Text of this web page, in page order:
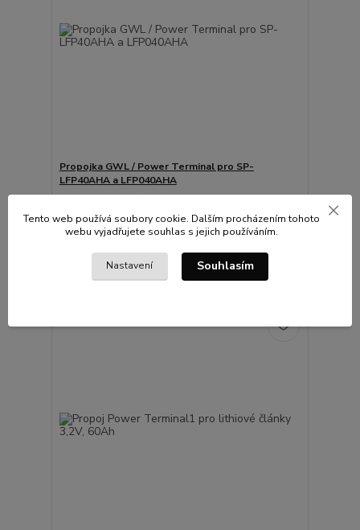
Propojka GWL / Power Terminal pro SP-
LFP40AHA a LFP040AHA
Cu propojka pro články SP-LFP40AHA a
144 Kč/ks
Přidat do košíku
Tento web používá soubory cookie. Dalším procházením tohoto
webu vyjadřujete souhlas s jejich používáním.
Nastavení Souhlasím